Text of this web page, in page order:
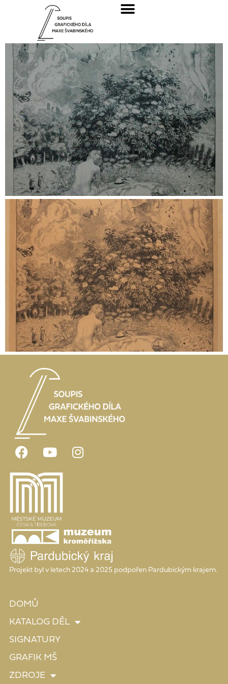
Projekt byl v letech 2024 a 2025 podpořen Pardubickým krajem.
DOMŮ
KATALOG DĚL
SIGNATURY
GRAFIK MŠ
ZDROJE